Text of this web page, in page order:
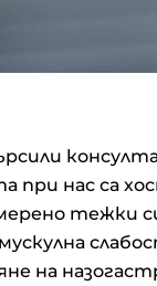
при нас са
тежки
на